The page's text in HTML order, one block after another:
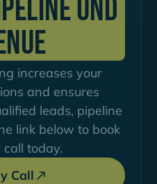
und
increases your
and ensures
leads, pipeline
link below to book
today.
Call